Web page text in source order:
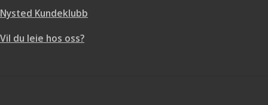
Nysted Kundeklubb
Vil du leie hos oss?